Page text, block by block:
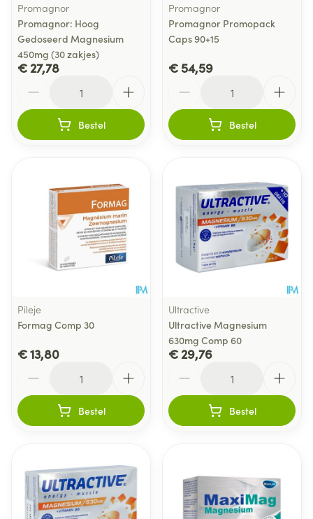
Promagnor
Promagnor: Hoog
Gedoseerd Magnesium
450mg (30 zakjes)
€ 27,78
Bestel
Promagnor
Promagnor Promopack
Caps 90+15
€ 54,59
Bestel
Pileje
Formag Comp 30
€ 13,80
Bestel
Ultractive
Ultractive Magnesium
630mg Comp 60
€ 29,76
Bestel